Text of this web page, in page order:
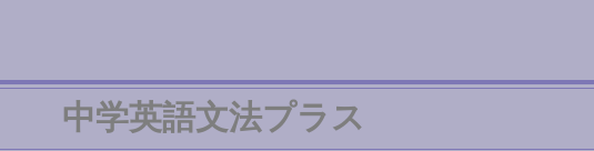
中学英語文法プラス